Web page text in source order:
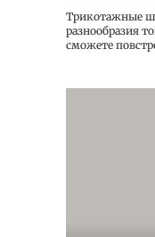
Трикотажные
разнообразия
сможете